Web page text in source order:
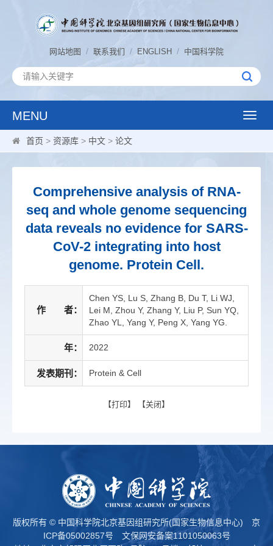
网站地图 / 联系我们 / ENGLISH / 中国科学院
MENU
Toggle
首页 > 资源库 > 中文 > 论文
Comprehensive analysis of RNA-
seq and whole genome sequencing
data reveals no evidence for SARS-
CoV-2 integrating into host
genome. Protein Cell.
作 者：
Chen YS, Lu S, Zhang B, Du T, Li WJ,
Lei M, Zhou Y, Zhang Y, Liu P, Sun YQ,
Zhao YL, Yang Y, Peng X, Yang YG.
年： 2022
发表期刊： Protein & Cell
【打印】 【关闭 】
版权所有 © 中国科学院北京基因组研究所(国家生物信息中心) 京
ICP备05002857号
文保网安备案1101050063号